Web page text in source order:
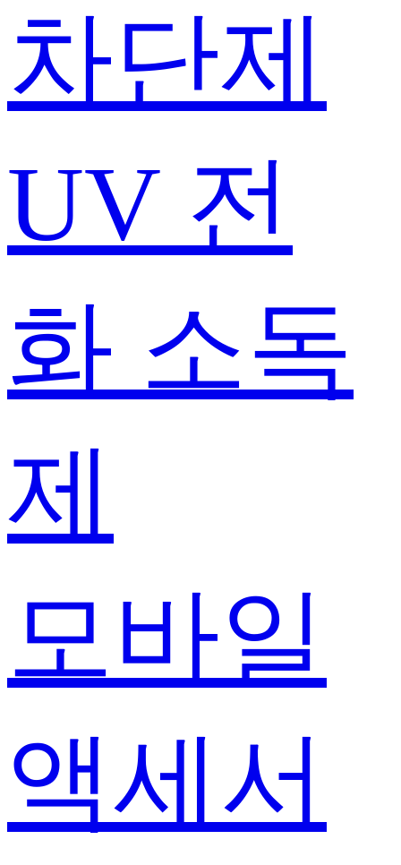
차단제
UV 전
화 소독
제
모바일
액세서